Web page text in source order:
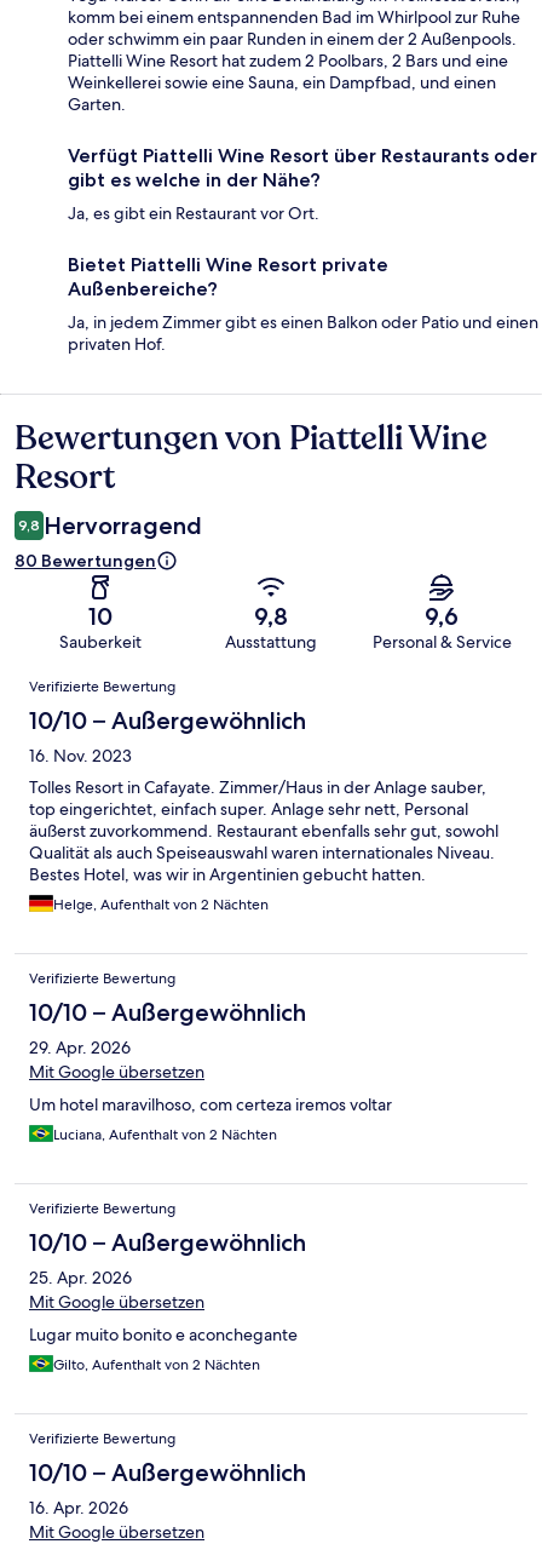
komm bei einem entspannenden Bad im Whirlpool zur Ruhe
oder schwimm ein paar Runden in einem der 2 Außenpools.
Piattelli Wine Resort hat zudem 2 Poolbars, 2 Bars und eine
Weinkellerei sowie eine Sauna, ein Dampfbad, und einen
Garten.
Verfügt Piattelli Wine Resort über Restaurants oder
gibt es welche in der Nähe?
Ja, es gibt ein Restaurant vor Ort.
Bietet Piattelli Wine Resort private
Außenbereiche?
Ja, in jedem Zimmer gibt es einen Balkon oder Patio und einen
privaten Hof.
Bewertungen
Bewertungen von Piattelli Wine
Resort
9,8 Hervorragend
80 Bewertungen
10
Sauberkeit
9,8
Ausstattung
9,6
Personal & Service
Bewertungen
Verifizierte Bewertung
10/10 – Außergewöhnlich
16. Nov. 2023
Tolles Resort in Cafayate. Zimmer/Haus in der Anlage sauber,
top eingerichtet, einfach super. Anlage sehr nett, Personal
äußerst zuvorkommend. Restaurant ebenfalls sehr gut, sowohl
Qualität als auch Speiseauswahl waren internationales Niveau.
Bestes Hotel, was wir in Argentinien gebucht hatten.
Helge, Aufenthalt von 2 Nächten
Verifizierte Bewertung
10/10 – Außergewöhnlich
29. Apr. 2026
Mit Google übersetzen
Um hotel maravilhoso, com certeza iremos voltar
Luciana, Aufenthalt von 2 Nächten
Verifizierte Bewertung
10/10 – Außergewöhnlich
25. Apr. 2026
Mit Google übersetzen
Lugar muito bonito e aconchegante
Gilto, Aufenthalt von 2 Nächten
Verifizierte Bewertung
10/10 – Außergewöhnlich
16. Apr. 2026
Mit Google übersetzen